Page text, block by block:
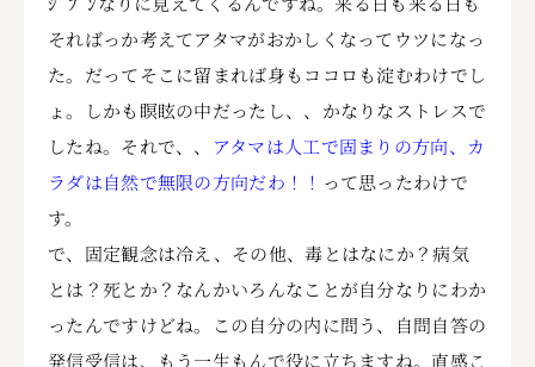
そればっか考えてアタマがおかしくなってウツになっ
た。だってそこに留まれば身もココロも淀むわけでし
ょ。しかも瞑眩の中だったし、、かなりなストレスで
したね。それで、、
アタマは人工で固まりの方向、カ
ラダは自然で無限の方向だわ！！ って思ったわけで
す。
で、固定観念は冷え、その他、毒とはなにか？病気
とは？死とか？なんかいろんなことが自分なりにわか
ったんですけどね。この自分の内に問う、自問自答の
発信受信は、もう一生もんで役に立ちますね。直感こ